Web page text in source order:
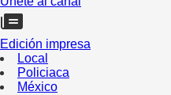
Edición impresa
Local
Policiaca
México